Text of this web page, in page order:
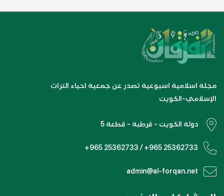
مجلة اسلامية اسبوعية تصدر عن جمعية احياء التراث
الإسلامي-الكويت
دولة الكويت - قرطبة - قطعة 5
+965 25362733 / +965 25362733
admin@al-forqan.net